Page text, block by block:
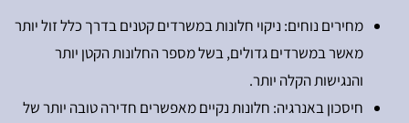
מחירים נוחים: ניקוי חלונות במשרדים קטנים בדרך כלל זול יותר
מאשר במשרדים גדולים, בשל מספר החלונות הקטן יותר
והנגישות הקלה יותר.
חיסכון באנרגיה: חלונות נקיים מאפשרים חדירה טובה יותר של